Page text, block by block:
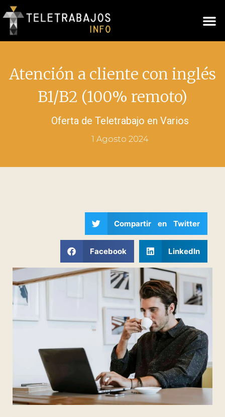
Atención a cliente con inglés
B1/B2 (100% remoto)
Oferta de Teletrabajo en Varios
1 Agosto 2024
Compartir en Twitter
Facebook LinkedIn